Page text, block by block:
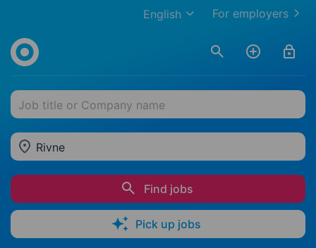
For employers
English
Job title or Company name
Rivne
Find jobs
Pick up jobs